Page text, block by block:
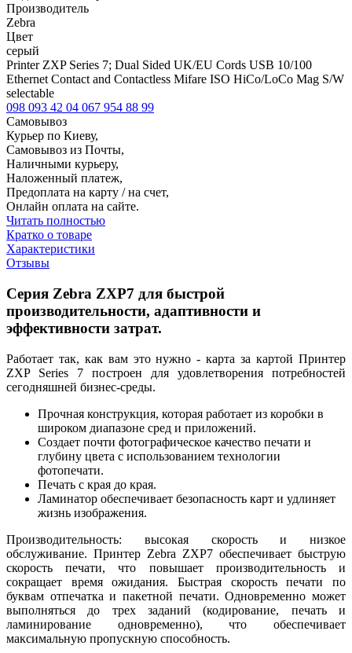
Производитель
Zebra
Цвет
серый
Printer ZXP Series 7; Dual Sided UK/EU Cords USB 10/100
Ethernet Contact and Contactless Mifare ISO HiCo/LoCo Mag S/W
selectable
098 093 42 04 067 954 88 99
Самовывоз
Курьер по Киеву,
Самовывоз из Почты,
Наличными курьеру,
Наложенный платеж,
Предоплата на карту / на счет,
Онлайн оплата на сайте.
Читать полностью
Кратко о товаре
Характеристики
Отзывы
Серия Zebra ZXP7 для быстрой
производительности, адаптивности и
эффективности затрат.
Работает так, как вам это нужно - карта за картой Принтер
ZXP Series 7 построен для удовлетворения потребностей
сегодняшней бизнес-среды.
Прочная конструкция, которая работает из коробки в
широком диапазоне сред и приложений.
Создает почти фотографическое качество печати и
глубину цвета с использованием технологии
фотопечати. ​​
Печать с края до края.
Ламинатор обеспечивает безопасность карт и удлиняет
жизнь изображения.
Производительность: высокая скорость и низкое
обслуживание. Принтер Zebra ZXP7 обеспечивает быструю
скорость печати, что повышает производительность и
сокращает время ожидания. Быстрая скорость печати по
буквам отпечатка и пакетной печати. ​​Одновременно может
выполняться до трех заданий (кодирование, печать и
ламинирование одновременно), что обеспечивает
максимальную пропускную способность.